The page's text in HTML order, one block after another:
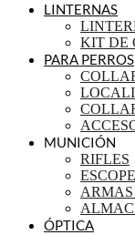
LINTERNAS
KIT DE
PARA PERROS
MUNICIÓN
RIFLES
ARMAS
ÓPTICA